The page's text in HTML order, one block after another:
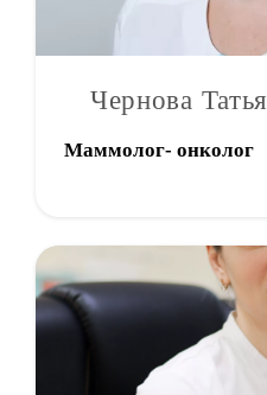
Чернова
Маммолог- онколог